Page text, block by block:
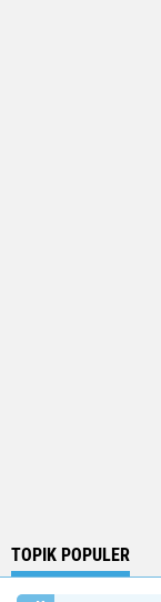
TOPIK POPULER